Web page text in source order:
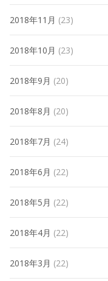
2018年11月 (23)
2018年10月 (23)
2018年9月 (20)
2018年8月 (20)
2018年7月 (24)
2018年6月 (22)
2018年5月 (22)
2018年4月 (22)
2018年3月 (22)